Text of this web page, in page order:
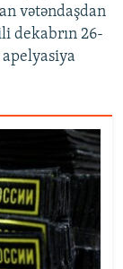
vətəndaşdan
dekabrın 26-